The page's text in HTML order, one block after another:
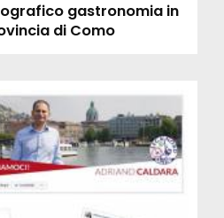
gastronomia in
di Como